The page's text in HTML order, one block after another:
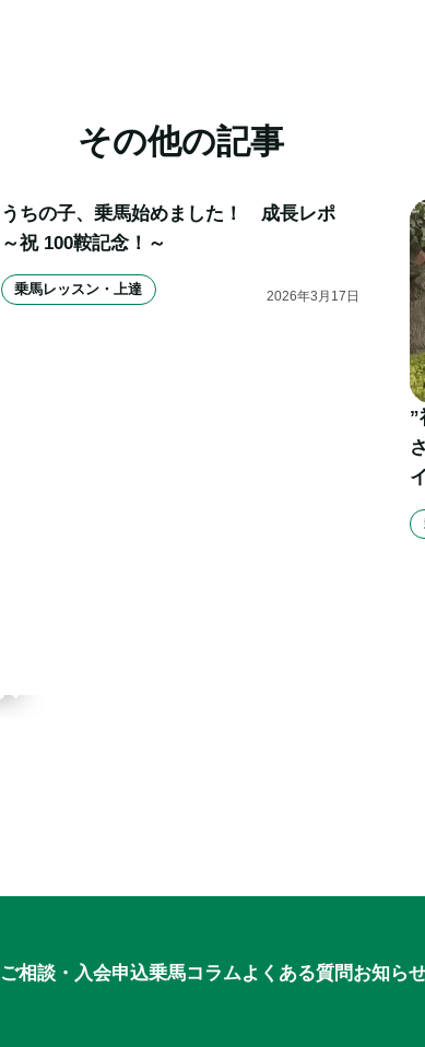
その他の記事
うちの子、乗馬始めました！　成長レポ
～祝 100鞍記念！～
乗馬レッスン・上達 2026年3 月 17 日
”
ご相談・入会申込乗馬コラムよくある質問お知ら